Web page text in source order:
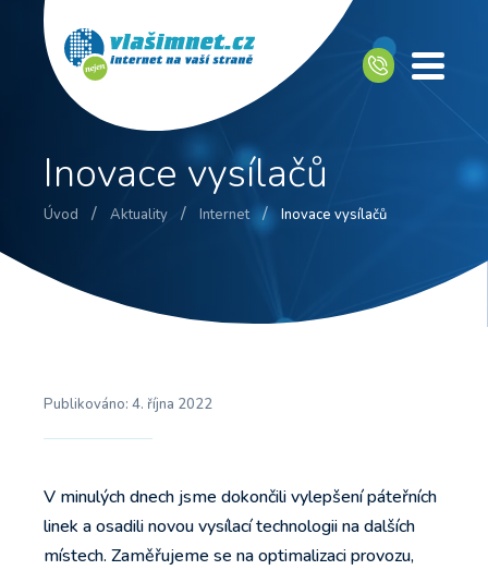
Inovace vysílačů
Úvod / Aktuality / Internet / Inovace vysílačů
Publikováno: 4. října 2022
V minulých dnech jsme dokončili vylepšení páteřních
linek a osadili novou vysílací technologii na dalších
místech. Zaměřujeme se na optimalizaci provozu,